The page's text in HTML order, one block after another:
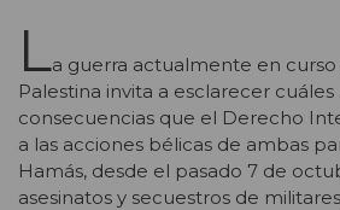
La guerra actualmente en
Palestina invita a esclarecer
consecuencias que el Derecho
a las acciones bélicas de ambas
Hamás, desde el pasado 7 de
asesinatos y secuestros de